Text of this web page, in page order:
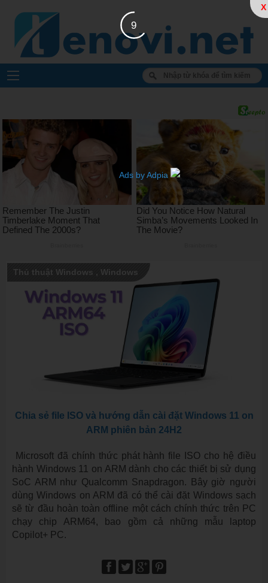
8
X
Ads by Adpia
Thủ thuật Windows , Windows
Chia sẻ file ISO và hướng dẫn cài đặt Windows 11 on
ARM phiên bản 24H2
Microsoft đã chính thức phát hành file ISO cho hệ điều
hành Windows 11 on ARM dành cho các thiết bị sử dụng
SoC ARM như Qualcomm Snapdragon. Bây giờ người
dùng Windows on ARM đã có thể cài đặt Windows sạch
sẽ từ đầu hoàn toàn offline một cách chính thức trên PC
chạy chip ARM64, bao gồm cả những mẫu laptop
Copilot+ PC.